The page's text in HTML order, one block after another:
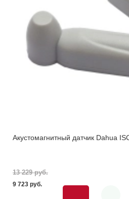
Акустомагнитный датчик Dahua
13 229 pуб.
9 723 pуб.